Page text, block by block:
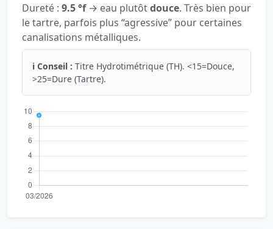
Dureté : 9.5 °f→ eau plutôtdouce. Très bien pour
le tartre, parfois plus “agressive” pour certaines
canalisations métalliques.
ℹ️ Conseil : Titre Hydrotimétrique (TH). <15=Douce,
>25=Dure (Tartre).